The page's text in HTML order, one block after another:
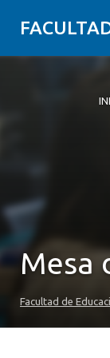
Mesa
Facultad de